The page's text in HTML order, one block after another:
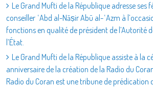
Le Grand Mufti de la République adresse ses
conseiller ʿAbd al-Nāṣir Abū al-ʿAzm à
fonctions en qualité de président de l’Autorité
l’État.
Le Grand Mufti de la République assiste à la
anniversaire de la création de la Radio du
Radio du Coran est une tribune de prédication